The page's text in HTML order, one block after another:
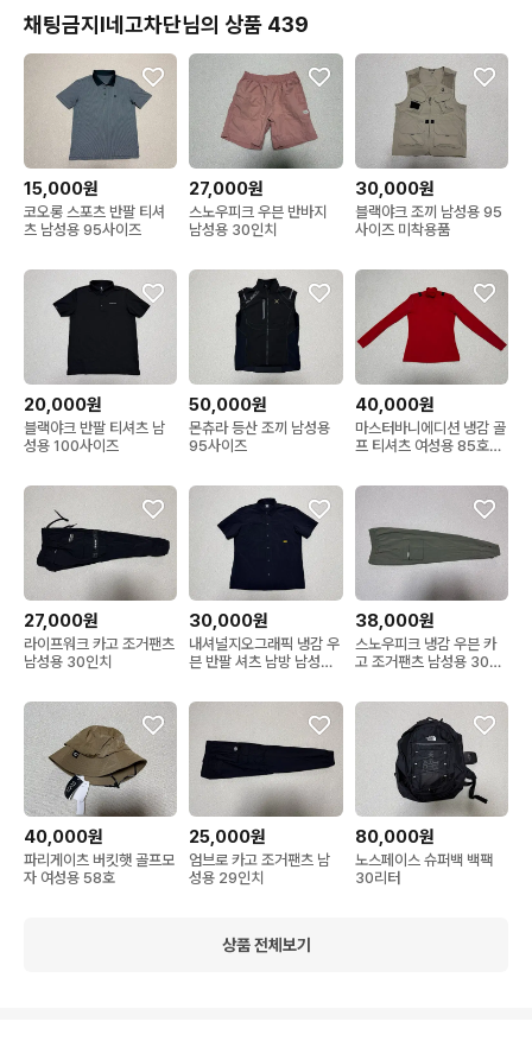
채팅금지l네고차단님의 상품 439
15,000원
코오롱 스포츠 반팔 티셔
츠 남성용 95사이즈
27,000원
스노우피크 우븐 반바지
남성용 30인치
30,000원
블랙야크 조끼 남성용 95
사이즈 미착용품
20,000원
블랙야크 반팔 티셔츠 남
성용 100사이즈
50,000원
몬츄라 등산 조끼 남성용
95사이즈
40,000원
마스터바니에디션 냉감 골
프 티셔츠 여성용 85호
27,000원
라이프워크 카고 조거팬츠
남성용 30인치
30,000원
내셔널지오그래픽 냉감 우
븐 반팔 셔츠 남방 남성용
38,000원
스노우피크 냉감 우븐 카
고 조거팬츠 남성용 30인
40,000원
파리게이츠 버킷햇 골프모
자 여성용 58호
25,000원
엄브로 카고 조거팬츠 남
성용 29인치
80,000원
노스페이스 슈퍼백 백팩
30리터
상품 전체보기